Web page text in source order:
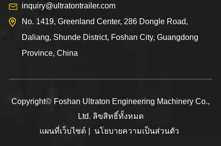
inquiry@ultratontrailer.com
No. 1419, Greenland Center, 286 Dongle Road,
Daliang, Shunde District, Foshan City, Guangdong
Province, China
Copyright© Foshan Ultraton Engineering Machinery Co.,
Ltd. ลิขสิทธิ์ทั้งหมด
แผนที่เว็บไซต์
นโยบายความเป็นส่วนตัว